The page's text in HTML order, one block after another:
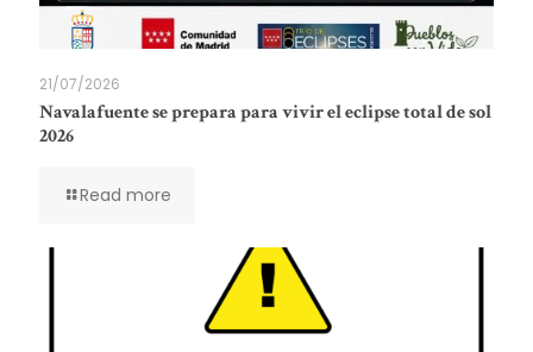
21/07/2026
Navalafuente se prepara para vivir el eclipse total de sol
2026
Read more